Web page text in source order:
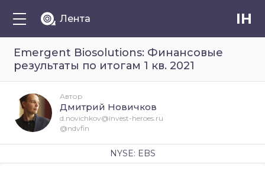
Лента IH
Emergent Biosolutions: Финансовые
результаты по итогам 1 кв. 2021
Автор
Дмитрий Новичков
d.novichkov@invest-heroes.ru
@ndvfin
NYSE: EBS